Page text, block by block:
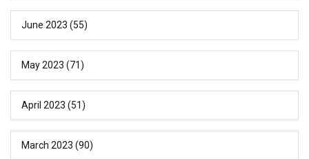
June 2023 (55)
May 2023 (71)
April 2023 (51)
March 2023 (90)